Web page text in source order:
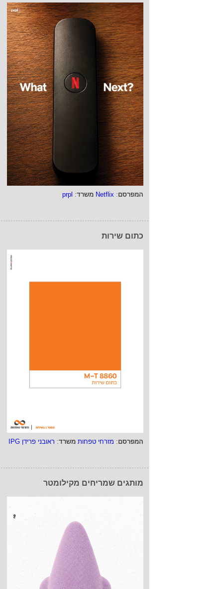
המפרסם:
Netflix משרד:
prpl
כתום שירות
המפרסם: מזרחי טפחות משרד: ראובני פרידן IPG
מותגים שמריחים מקילומטר